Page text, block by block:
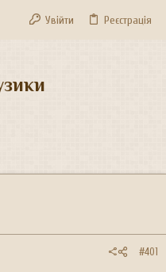
Увійти Реєстрація
#401